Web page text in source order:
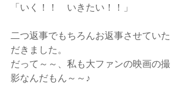
「いく！！　いきたい！！」
二つ返事でもちろんお返事させていた
だきました。
だって～～、私も大ファンの映画の撮
影なんだもん～～♪